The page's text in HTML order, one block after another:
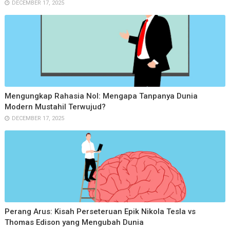
DECEMBER 17, 2025
Mengungkap Rahasia Nol: Mengapa Tanpanya Dunia
Modern Mustahil Terwujud?
DECEMBER 17, 2025
Perang Arus: Kisah Perseteruan Epik Nikola Tesla vs
Thomas Edison yang Mengubah Dunia